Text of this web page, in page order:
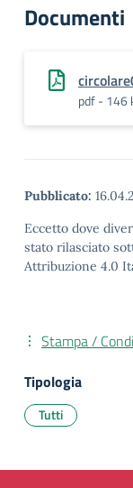
Documenti
pdf - 146
Pubblicato:
Eccetto dove
stato rilasciato
Attribuzione 4.0
Stampa /
Tipologia
Tutti